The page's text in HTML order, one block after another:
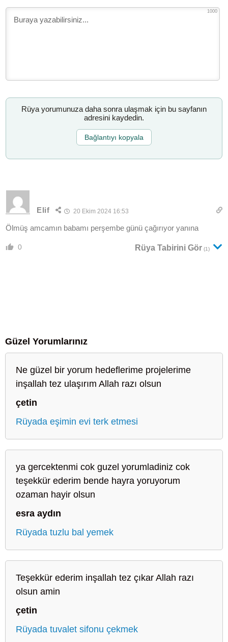
1000
Rüya yorumunuza daha sonra ulaşmak için bu sayfanın
adresini kaydedin.
Bağlantıyı kopyala
Elif 20 Ekim 2024 16:53
Ölmüş amcamın babamı perşembe günü çağırıyor yanına
0 Rüya Tabirini Gör (1)
Güzel Yorumlarınız
Ne güzel bir yorum hedeflerime projelerime
inşallah tez ulaşırım Allah razı olsun
çetin
Rüyada eşimin evi terk etmesi
ya gercektenmi cok guzel yorumladiniz cok
teşekkür ederim bende hayra yoruyorum
ozaman hayir olsun
esra aydın
Rüyada tuzlu bal yemek
Teşekkür ederim inşallah tez çıkar Allah razı
olsun amin
çetin
Rüyada tuvalet sifonu çekmek